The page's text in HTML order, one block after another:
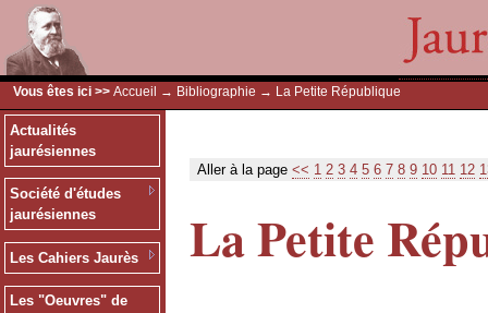
Vous êtes ici >> Accueil → Bibliographie → La Petite République
Actualités
jaurésiennes
Société d'études
jaurésiennes
Les Cahiers Jaurès
Les "Oeuvres" de
Aller à la page << 1 2 3 4 5 6 7 8 9 10 11 12
La Petite